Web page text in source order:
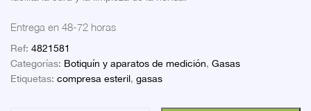
Entrega en 48-72 horas
Ref: 4821581
Categorías: Botiquín y aparatos de medición, Gasas
Etiquetas: compresa esteril, gasas